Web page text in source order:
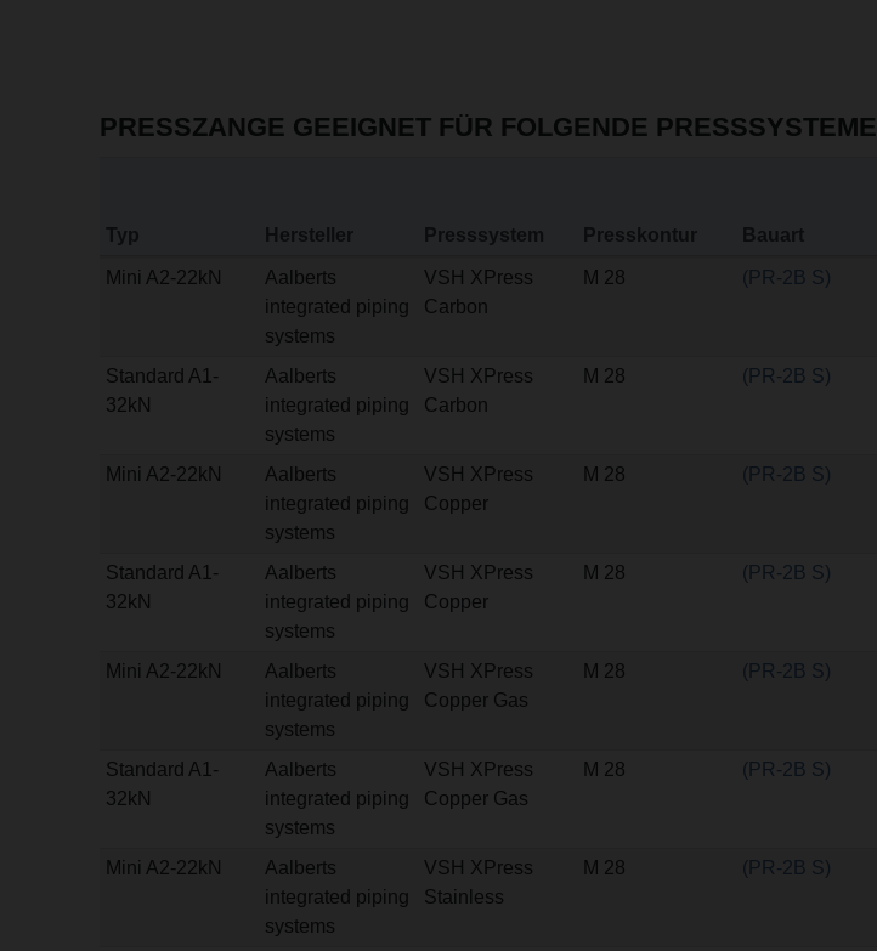
PRESSZANGE GEEIGNET FÜR FOLGENDE PRESSSYSTEME
Typ Hersteller Presssystem Presskontur Bauart
Mini A2-22kN
Aalberts
integrated piping
systems
VSH XPress
Carbon
M 28 (PR-2B S)
Standard A1-
32kN
Aalberts
integrated piping
systems
VSH XPress
Carbon
M 28 (PR-2B S)
Mini A2-22kN
Aalberts
integrated piping
systems
VSH XPress
Copper
M 28 (PR-2B S)
Standard A1-
32kN
Aalberts
integrated piping
systems
VSH XPress
Copper
M 28 (PR-2B S)
Mini A2-22kN
Aalberts
integrated piping
systems
VSH XPress
Copper Gas
M 28 (PR-2B S)
Standard A1-
32kN
Aalberts
integrated piping
systems
VSH XPress
Copper Gas
M 28 (PR-2B S)
Mini A2-22kN
Aalberts
integrated piping
systems
VSH XPress
Stainless
M 28 (PR-2B S)